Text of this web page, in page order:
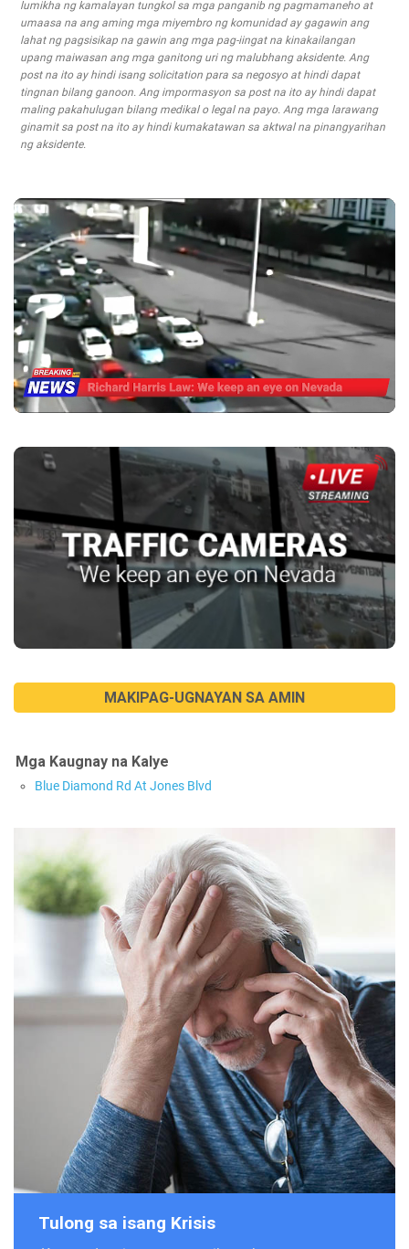
lumikha ng kamalayan tungkol sa mga panganib ng pagmamaneho at
umaasa na ang aming mga miyembro ng komunidad ay gagawin ang
lahat ng pagsisikap na gawin ang mga pag-iingat na kinakailangan
upang maiwasan ang mga ganitong uri ng malubhang aksidente. Ang
post na ito ay hindi isang solicitation para sa negosyo at hindi dapat
tingnan bilang ganoon. Ang impormasyon sa post na ito ay hindi dapat
maling pakahulugan bilang medikal o legal na payo. Ang mga larawang
ginamit sa post na ito ay hindi kumakatawan sa aktwal na pinangyarihan
ng aksidente.
MAKIPAG-UGNAYAN SA AMIN
Mga Kaugnay na Kalye
Blue Diamond Rd At Jones Blvd
Tulong sa isang Krisis